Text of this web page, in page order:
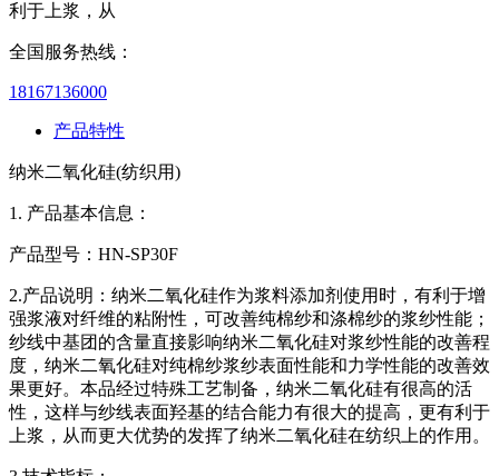
利于上浆，从
全国服务热线：
18167136000
产品特性
纳米二氧化硅(纺织用)
1. 产品基本信息：
产品型号：HN-SP30F
2.产品说明：纳米二氧化硅作为浆料添加剂使用时，有利于增
强浆液对纤维的粘附性，可改善纯棉纱和涤棉纱的浆纱性能；
纱线中基团的含量直接影响纳米二氧化硅对浆纱性能的改善程
度，纳米二氧化硅对纯棉纱浆纱表面性能和力学性能的改善效
果更好。本品经过特殊工艺制备，纳米二氧化硅有很高的活
性，这样与纱线表面羟基的结合能力有很大的提高，更有利于
上浆，从而更大优势的发挥了纳米二氧化硅在纺织上的作用。